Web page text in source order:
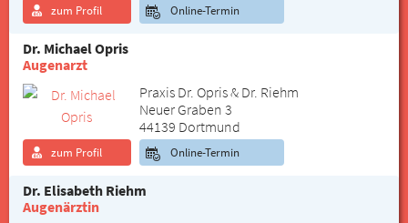
zum Profil Online-Termin
Dr. Michael Opris
Augenarzt
Praxis Dr. Opris & Dr. Riehm
Neuer Graben 3
44139 Dortmund
zum Profil Online-Termin
Dr. Elisabeth Riehm
Augenärztin